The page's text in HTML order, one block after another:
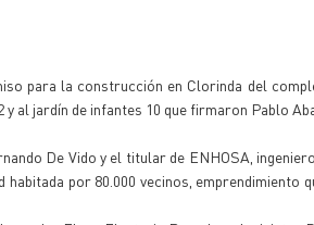
para la construcción en Clorinda del
y al jardín de infantes 10 que firmaron Pablo
De Vido y el titular de ENHOSA,
por 80.000 vecinos, emprendimiento